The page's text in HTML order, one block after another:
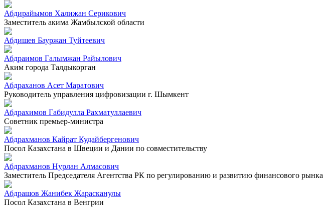
Абдирайымов Халижан Серикович
Заместитель акима Жамбылской области
Абдишев Бауржан Туйтеевич
Абдраимов Галымжан Райылович
Аким города Талдыкорган
Абдраханов Асет Маратович
Руководитель управления цифровизации г. Шымкент
Абдрахимов Габидулла Рахматуллаевич
Советник премьер-министра
Абдрахманов Кайрат Кудайбергенович
Посол Казахстана в Швеции и Дании по совместительству
Абдрахманов Нурлан Алмасович
Заместитель Председателя Агентства РК по регулированию и развитию финансового рынка
Абдрашов Жанибек Жарасканулы
Посол Казахстана в Венгрии